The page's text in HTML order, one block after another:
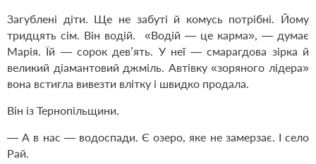
Загублені діти. Ще не забуті й комусь потрібні. Йому
тридцять сім. Він водій. «Водій — це карма», — думає
Марія. Їй — сорок дев’ять. У неї — смарагдова зірка й
великий діамантовий джміль. Автівку «зоряного лідера»
вона встигла вивезти влітку і швидко продала.
Він із Тернопільщини.
— А в нас — водоспади. Є озеро, яке не замерзає. І село
Рай.